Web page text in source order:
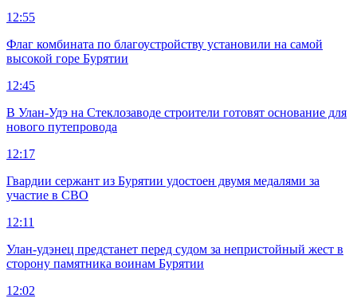
12:55
Флаг комбината по благоустройству установили на самой
высокой горе Бурятии
12:45
В Улан-Удэ на Стеклозаводе строители готовят основание для
нового путепровода
12:17
Гвардии сержант из Бурятии удостоен двумя медалями за
участие в СВО
12:11
Улан-удэнец предстанет перед судом за непристойный жест в
сторону памятника воинам Бурятии
12:02